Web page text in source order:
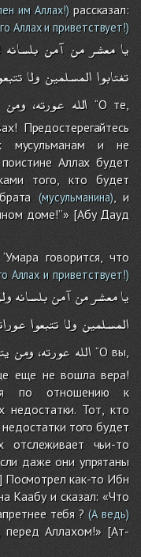
им Аллах!)рассказал:
Аллах и приветствует!)
يا معشرمن آمن بلسانه
تغتابواالمسلمينولا
الله عورته، ومن
‘‘О те,
Предостерегайтесь
мусульманам и не
Аллах будет
того, кто будет
(мусульманина), и
доме!’’» [Абу Дауд
говорится, что
Аллах и приветствует!)
يامعشرمنآمنبلسانه
المسلمين ولاتتبعوا
اللهعورته،ومن
‘‘О вы,
еще не вошла вера!
по отношению к
недостатки. Тот, кто
того будет
отслеживает чьи-то
даже они упрятаны
Посмотрел как-то Ибн
Каабу и сказал: «Что
тебя ? (А ведь)
Аллахом!» [Ат-